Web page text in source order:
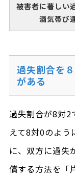
被害者に著しい
酒気帯び
過失割合を
がある
過失割合が8対2
えて8対0のよう
に、双方に過失
償する方法を「